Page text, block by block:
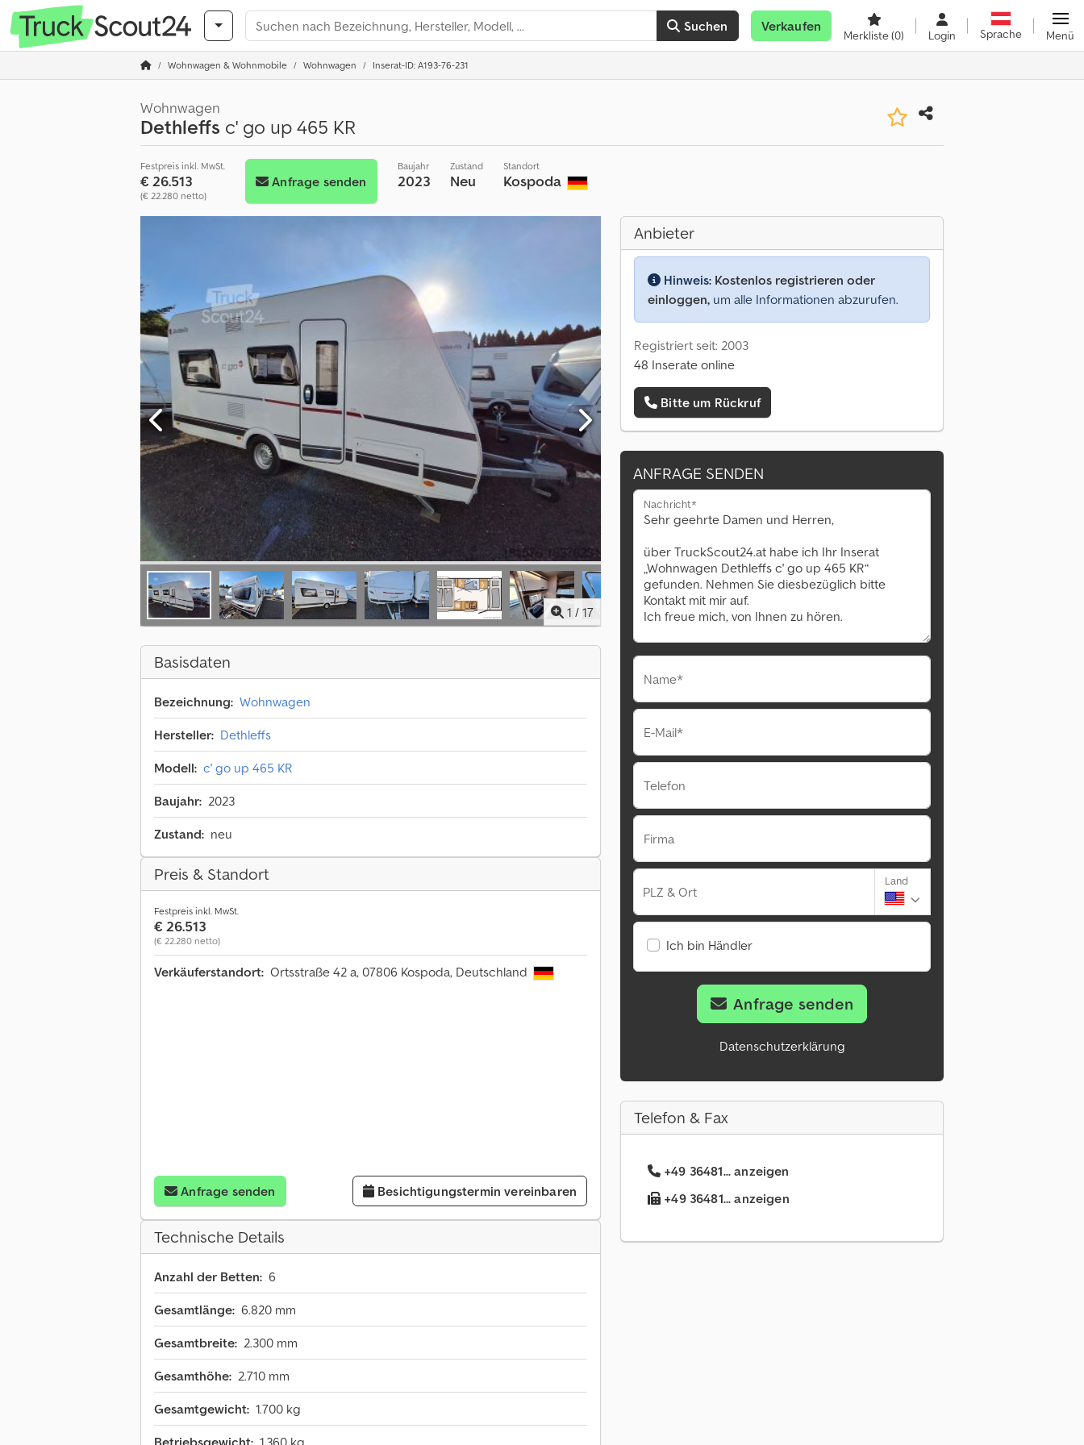
Suchen Verkaufen
Merkliste(0) Login Sprache Menü
Wohnwagen & Wohnmobile Wohnwagen Inserat-ID: A193-76-231
Wohnwagen
Dethleffs c' go up 465 KR
Festpreis inkl. MwSt.
€ 26.513
(€ 22.280 netto)
Anfrage senden
Baujahr
2023
Zustand
Neu
Standort
Kospoda
1 / 17
Basisdaten
Bezeichnung: Wohnwagen
Hersteller: Dethleffs
Modell: c' go up 465 KR
Baujahr: 2023
Zustand: neu
Preis & Standort
Festpreis inkl. MwSt.
€ 26.513
(€ 22.280 netto)
Verkäuferstandort: Ortsstraße 42 a, 07806 Kospoda, Deutschland
Anfrage senden Besichtigungstermin vereinbaren
Technische Details
Anzahl der Betten: 6
Gesamtlänge: 6.820 mm
Gesamtbreite: 2.300 mm
Gesamthöhe: 2.710 mm
Gesamtgewicht: 1.700 kg
Anbieter
Hinweis: Kostenlos registrieren oder
einloggen, um alle Informationen abzurufen.
Registriert seit: 2003
48 Inserate online
Bitte um Rückruf
ANFRAGE SENDEN
Nachricht*
Name*
E-Mail*
Telefon
Firma
PLZ & Ort
Land
Ich bin Händler
Anfrage senden
Datenschutzerklärung
Telefon & Fax
+49 36481... anzeigen
+49 36481... anzeigen